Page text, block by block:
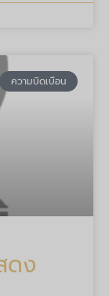
ความบิดเบือน
ดง